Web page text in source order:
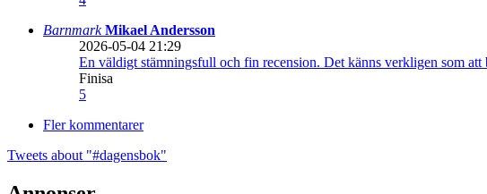
BarnmarkMikael Andersson
2026-05-04 21:29
En väldigt stämningsfull och fin recension. Det känns verkligen som
Finisa
5
Fler kommentarer
Tweets about "#dagensbok"